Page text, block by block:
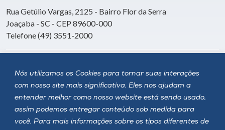
Nós utilizamos os Cookies para tornar suas interações
com nosso site mais significativa. Eles nos ajudam a
entender melhor como nosso website está sendo usado,
assim podemos entregar conteúdo sob medida para
você. Para mais informações sobre os tipos diferentes de
Rua Getúlio Vargas, 2125 - Bairro Flor da Serra
Joaçaba - SC - CEP 89600-000
Telefone (49) 3551-2000
Siga a Unoesc